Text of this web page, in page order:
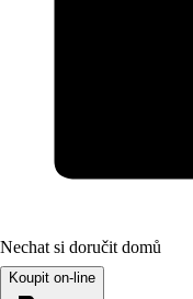
Nechat si doručit domů
Koupit on-line